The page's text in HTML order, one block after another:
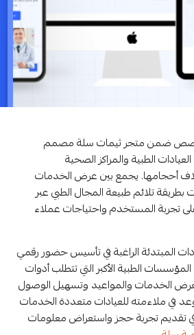
ضمن متجر ثيمات سلة مصمم
الطبية والمراكز الصحية
أحجامها. يجمع بين عرض الخدمات
تلائم طبيعة المجال الطبي عبر
على تجربة المستخدم واحتياجات عملاء
المبتدئة الراغبة في تأسيس حضور رقمي
الطبية الأكبر التي تتطلب أدوات
الخدمات والمواعيد وتسهيل الوصول
في ملاءمته للعيادات متعددة الخدمات
تقديم تجربة حجز واستعراض معلومات